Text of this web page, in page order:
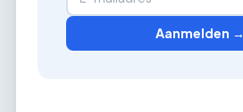
Aanmelden →